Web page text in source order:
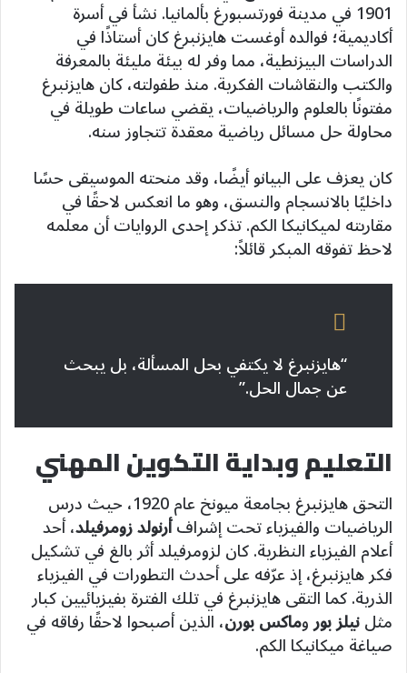
1901 في مدينة فورتسبورغ بألمانيا. نشأ في أسرة
أكاديمية؛ فوالده أوغست هايزنبرغ كان أستاذًا في
الدراسات البيزنطية، مما وفر له بيئة مليئة بالمعرفة
والكتب والنقاشات الفكرية. منذ طفولته، كان هايزنبرغ
مفتونًا بالعلوم والرياضيات، يقضي ساعات طويلة في
محاولة حل مسائل رياضية معقدة تتجاوز سنه.
كان يعزف على البيانو أيضًا، وقد منحته الموسيقى حسًا
داخليًا بالانسجام والنسق، وهو ما انعكس لاحقًا في
مقاربته لميكانيكا الكم. تذكر إحدى الروايات أن معلمه
لاحظ تفوقه المبكر قائلاً:
“هايزنبرغ لا يكتفي بحل المسألة، بل يبحث
عن جمال الحل.”
التعليم وبداية التكوين المهني
التحق هايزنبرغ بجامعة ميونخ عام 1920، حيث درس
الرياضيات والفيزياء تحت إشرافأرنولد زومرفيلد، أحد
أعلام الفيزياء النظرية. كان لزومرفيلد أثر بالغ في تشكيل
فكر هايزنبرغ، إذ عرّفه على أحدث التطورات في الفيزياء
الذرية. كما التقى هايزنبرغ في تلك الفترة بفيزيائيين كبار
مثلنيلز بوروماكس بورن، الذين أصبحوا لاحقًا رفاقه في
صياغة ميكانيكا الكم.